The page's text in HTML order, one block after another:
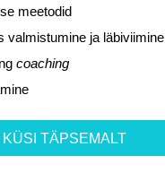
meetodid
valmistumine ja läbiviimine
coaching
KÜSI TÄPSEMALT